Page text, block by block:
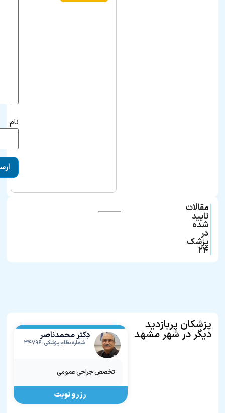
نام
مقالات
تایید
شده
در
پزشک
۲۴
ـــــــــــــــ
پزشکان پربازدید
دیگر در شهر مشهد دکتر محمدناصر
فرقانی تربقان
شماره نظام پزشکی: ۳۴۷۹۶
تخصص جراحی عمومی
رزرو نوبت